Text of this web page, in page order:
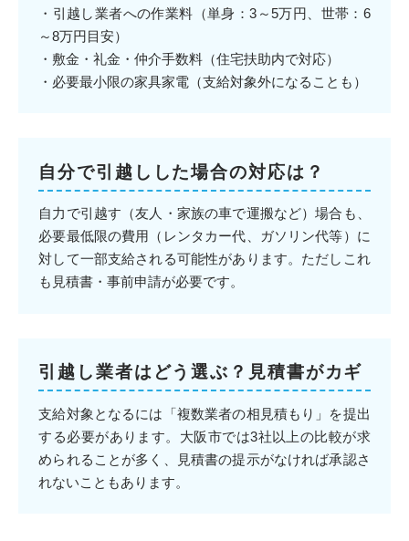
・引越し業者への作業料（単身：3～5万円、世帯：6
～8万円目安）
・敷金・礼金・仲介手数料（住宅扶助内で対応）
・必要最小限の家具家電（支給対象外になることも）
自分で引越しした場合の対応は？
自力で引越す（友人・家族の車で運搬など）場合も、
必要最低限の費用（レンタカー代、ガソリン代等）に
対して一部支給される可能性があります。ただしこれ
も見積書・事前申請が必要です。
引越し業者はどう選ぶ？見積書がカギ
支給対象となるには「複数業者の相見積もり」を提出
する必要があります。大阪市では3社以上の比較が求
められることが多く、見積書の提示がなければ承認さ
れないこともあります。